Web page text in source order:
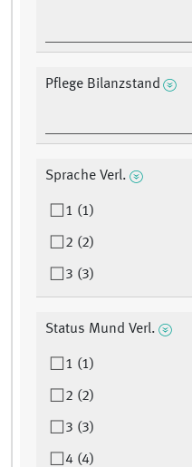
Pflege Bilanzstand
Sprache Verl.
1 (1)
2 (2)
3 (3)
Status Mund Verl.
1 (1)
2 (2)
3 (3)
4 (4)